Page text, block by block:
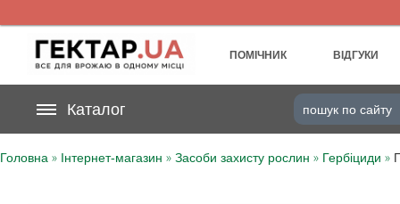
ПОМІЧНИК ВІДГУКИ
UA
На вашому
бонусному рахунку
Каталог
Головна » Інтернет-магазин » Засоби захисту рослин » Гербіциди »